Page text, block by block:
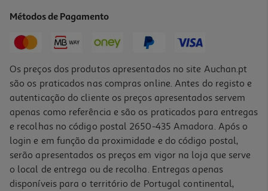
Métodos de Pagamento
Os preços dos produtos apresentados no site Auchan.pt
são os praticados nas compras online. Antes do registo e
autenticação do cliente os preços apresentados servem
apenas como referência e são os praticados para entregas
e recolhas no código postal 2650-435 Amadora. Após o
login e em função da proximidade e do código postal,
serão apresentados os preços em vigor na loja que serve
o local de entrega ou de recolha. Entregas apenas
disponíveis para o território de Portugal continental,